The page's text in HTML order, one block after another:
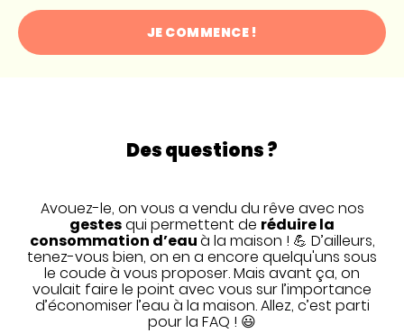
JE COMMENCE !
Des questions ?
Avouez-le, on vous a vendu du rêve avec nos
gestesqui permettent de réduire la
consommation d’eauà la maison ! 💪 D’ailleurs,
tenez-vous bien, on en a encore quelqu'uns sous
le coude à vous proposer. Mais avant ça, on
voulait faire le point avec vous sur l’importance
d’économiser l’eau à la maison. Allez, c’est parti
pour la FAQ ! 😃